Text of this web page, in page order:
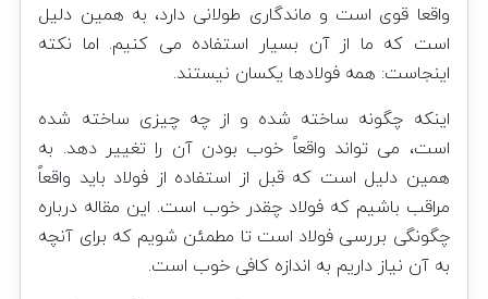
واقعا قوی است و ماندگاری طولانی دارد، به همین دلیل
است که ما از آن بسیار استفاده می کنیم. اما نکته
اینجاست: همه فولادها یکسان نیستند.
اینکه چگونه ساخته شده و از چه چیزی ساخته شده
است، می تواند واقعاً خوب بودن آن را تغییر دهد. به
همین دلیل است که قبل از استفاده از فولاد باید واقعاً
مراقب باشیم که فولاد چقدر خوب است. این مقاله درباره
چگونگی بررسی فولاد است تا مطمئن شویم که برای آنچه
به آن نیاز داریم به اندازه کافی خوب است.